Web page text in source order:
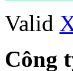
Valid
Công